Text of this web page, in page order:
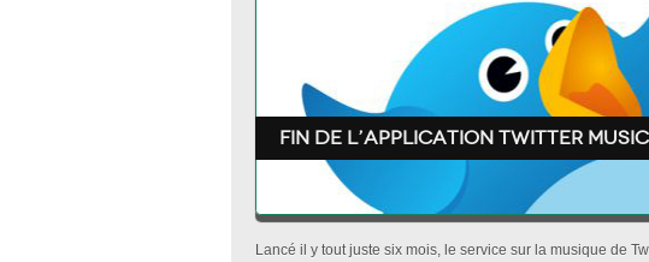
Fin de l’application Twitter music
Lancé il y tout juste six mois, le service sur la musique de